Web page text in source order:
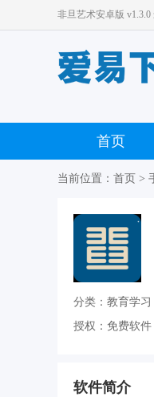
非旦艺术安卓版 v1.3.0
首页
当前位置： 首页 >
分类：教育学习
授权：免费软件
软件简介